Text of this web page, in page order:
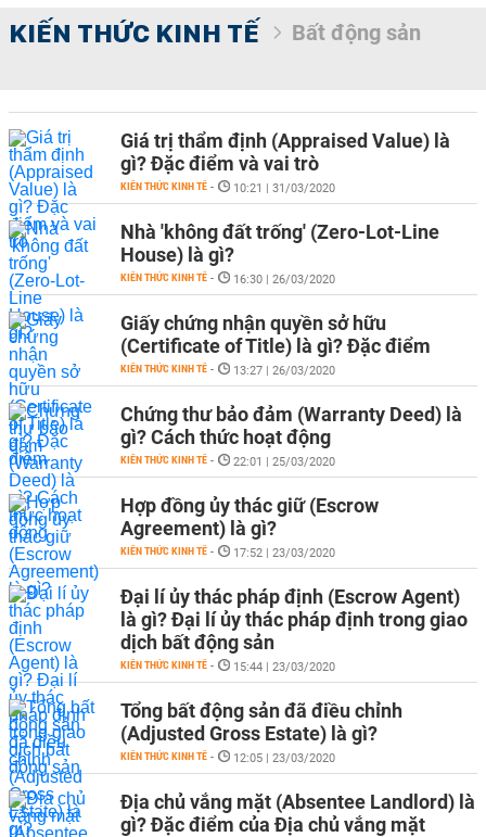
KIẾN THỨC KINH TẾ Bất động sản
Giá trị thẩm định (Appraised Value) là
gì? Đặc điểm và vai trò
KIẾN THỨC KINH TẾ - 10:21 | 31/03/2020
Nhà 'không đất trống' (Zero-Lot-Line
House) là gì?
KIẾN THỨC KINH TẾ - 16:30 | 26/03/2020
Giấy chứng nhận quyền sở hữu
(Certificate of Title) là gì? Đặc điểm
KIẾN THỨC KINH TẾ - 13:27 | 26/03/2020
Chứng thư bảo đảm (Warranty Deed) là
gì? Cách thức hoạt động
KIẾN THỨC KINH TẾ - 22:01 | 25/03/2020
Hợp đồng ủy thác giữ (Escrow
Agreement) là gì?
KIẾN THỨC KINH TẾ - 17:52 | 23/03/2020
Đại lí ủy thác pháp định (Escrow Agent)
là gì? Đại lí ủy thác pháp định trong giao
dịch bất động sản
KIẾN THỨC KINH TẾ - 15:44 | 23/03/2020
Tổng bất động sản đã điều chỉnh
(Adjusted Gross Estate) là gì?
KIẾN THỨC KINH TẾ - 12:05 | 23/03/2020
Địa chủ vắng mặt (Absentee Landlord) là
gì? Đặc điểm của Địa chủ vắng mặt